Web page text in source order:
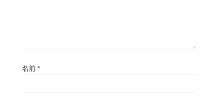
名前 *